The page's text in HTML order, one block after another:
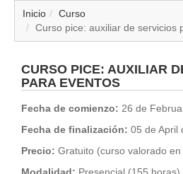
Inicio
Curso
Curso pice: auxiliar de servicios
CURSO PICE: AUXILIAR
PARA EVENTOS
Fecha de comienzo: 26 de
Fecha de finalización: 05 de April
Precio: Gratuito (curso valorado
Modalidad: Presencial (155 horas)